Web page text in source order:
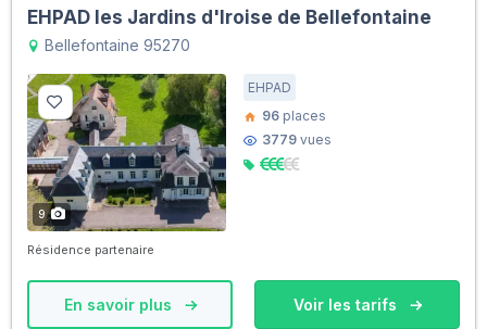
EHPAD les Jardins d'Iroise de Bellefontaine
Bellefontaine 95270
9
EHPAD
96 places
3779 vues
Résidence partenaire
En savoir plus Voir les tarifs